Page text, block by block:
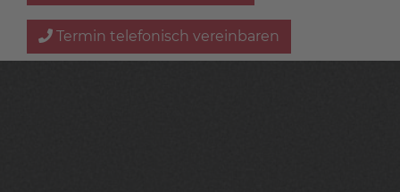
Termin telefonisch vereinbaren